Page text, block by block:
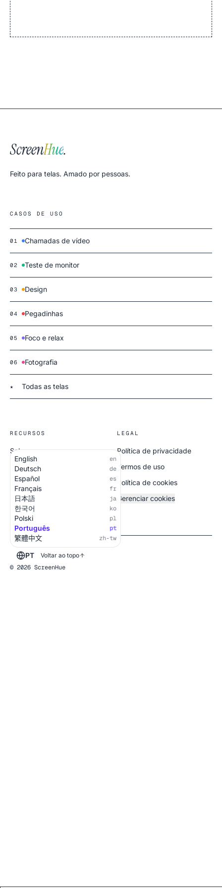
ScreenHue.
Feito para telas. Amado por pessoas.
CASOS DE USO
01 Chamadas de vídeo
02 Teste de monitor
03 Design
04 Pegadinhas
05 Foco e relax
06 Fotografia
★ Todas as telas
RECURSOS
Sobre
Todas as telas
LEGAL
Política de privacidade
Termos de uso
Política de cookies
Gerenciar cookies
© 2026 ScreenHue
PT
English en
Deutsch de
Español es
Français fr
日本語 ja
한국어 ko
Polski pl
Português pt
繁體中文 zh-tw
Voltar ao topo